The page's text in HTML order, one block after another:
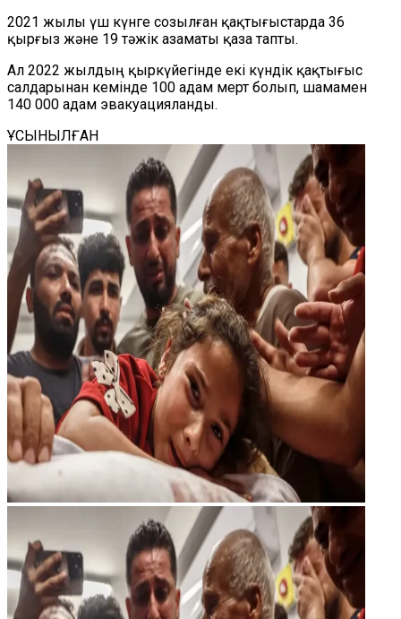
2021 жылы үш күнге созылған қақтығыстарда 36
қырғыз және 19 тәжік азаматы қаза тапты.
Ал 2022 жылдың қыркүйегінде екі күндік қақтығыс
салдарынан кемінде 100 адам мерт болып, шамамен
140 000 адам эвакуацияланды.
ҰСЫНЫЛҒАН